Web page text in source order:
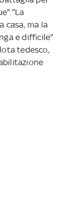
casa, ma la
e difficile"
tedesco,